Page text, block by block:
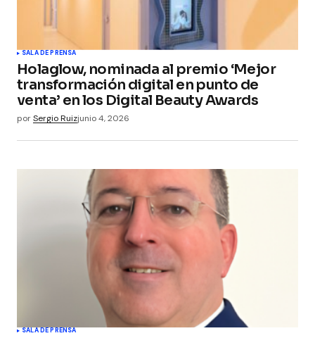
SALA DE PRENSA
Holaglow, nominada al premio ‘Mejor
transformación digital en punto de
venta’ en los Digital Beauty Awards
porSergio Ruizjunio 4, 2026
SALA DE PRENSA